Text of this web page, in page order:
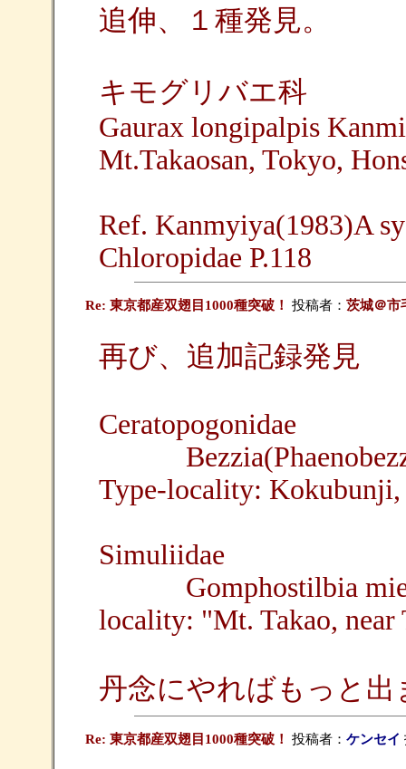
追伸、１種発見。
キモグリバエ科
Gaurax longipalpis
Mt.Takaosan, Tokyo,
Ref. Kanmyiya(1983)A
Chloropidae P.118
Re: 東京都産双翅目1000種突破！ 投稿者： 茨城＠市
再び、追加記録発見
Ceratopogonidae
Type-locality:
Simuliidae
Gomphostilbia mie
locality: "Mt. Takao, near
丹念にやればもっと出
Re: 東京都産双翅目1000種突破！ 投稿者： ケンセイ